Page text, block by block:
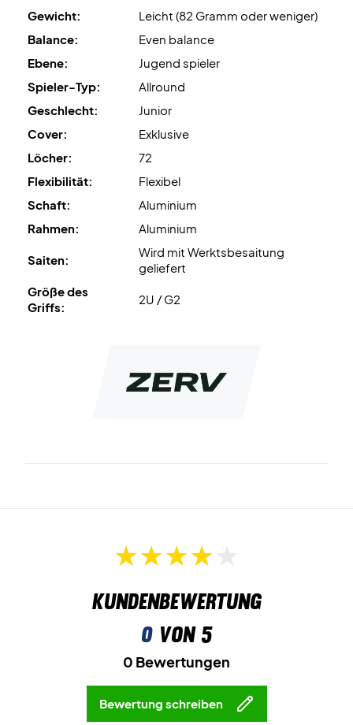
Gewicht:
Leicht (82 Gramm oder weniger)
Balance:
Even balance
Ebene:
Jugend spieler
Spieler-Typ:
Allround
Geschlecht:
Junior
Cover:
Exklusive
Löcher:
72
Flexibilität:
Flexibel
Schaft:
Aluminium
Rahmen:
Aluminium
Saiten:
Wird mit Werktsbesaitung
geliefert
Größe des
Griffs:
2U / G2
Kundenbewertung
0von 5
0 Bewertungen
Bewertung schreiben